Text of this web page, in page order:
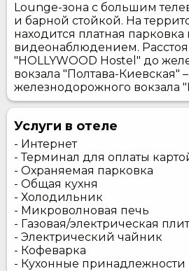
Lounge-зона с большим
и барной стойкой. На
находится платная парковка
видеонаблюдением.
"HOLLYWOOD Hostel" до
вокзала "Полтава-Киевская"
железнодорожного вокзала
Услуги в отеле
- Интернет
- Терминал для оплаты
- Охраняемая парковка
- Общая кухня
- Холодильник
- Микроволновая печь
- Газовая/электрическая
- Электрический чайник
- Кофеварка
- Кухонные принадлежности